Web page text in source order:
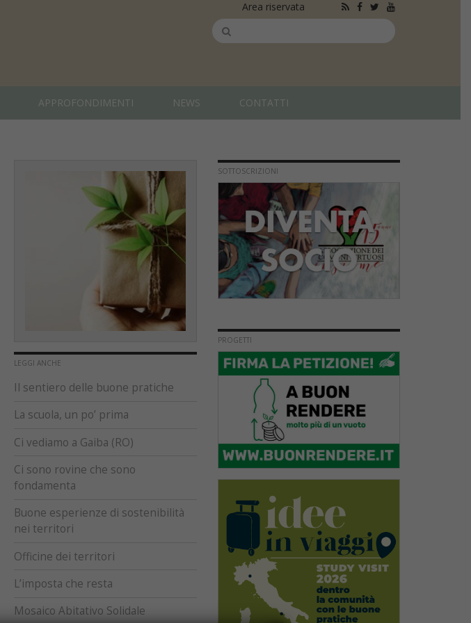
Area riservata
APPROFONDIMENTI NEWS CONTATTI
LEGGI ANCHE
Il sentiero delle buone pratiche
La scuola, un po’ prima
Ci vediamo a Gaiba (RO)
Ci sono rovine che sono
fondamenta
Buone esperienze di sostenibilità
nei territori
Officine dei territori
L’imposta che resta
Mosaico Abitativo Solidale
SOTTOSCRIZIONI
PROGETTI